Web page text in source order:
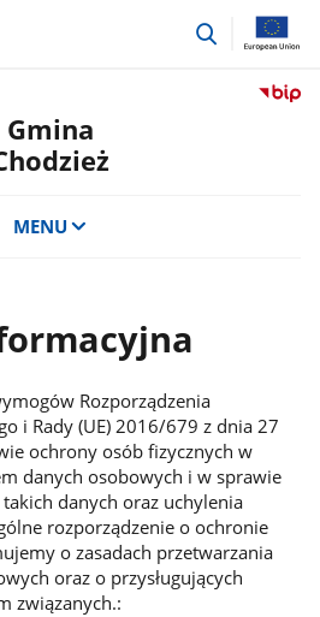
przejdź
Przejdź
Gmina
MENU
Rozporządzenia
i Rady (UE) 2016/679 z dnia 27
ochrony osób fizycznych w
danych osobowych i w sprawie
danych oraz uchylenia
rozporządzenie o ochronie
o zasadach przetwarzania
oraz o przysługujących
związanych.: